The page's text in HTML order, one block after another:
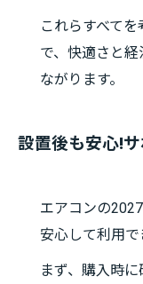
これらすべて
で、快適さと
ながります。
設置後も安心!
エアコンの
安心して利用で
まず、購入時